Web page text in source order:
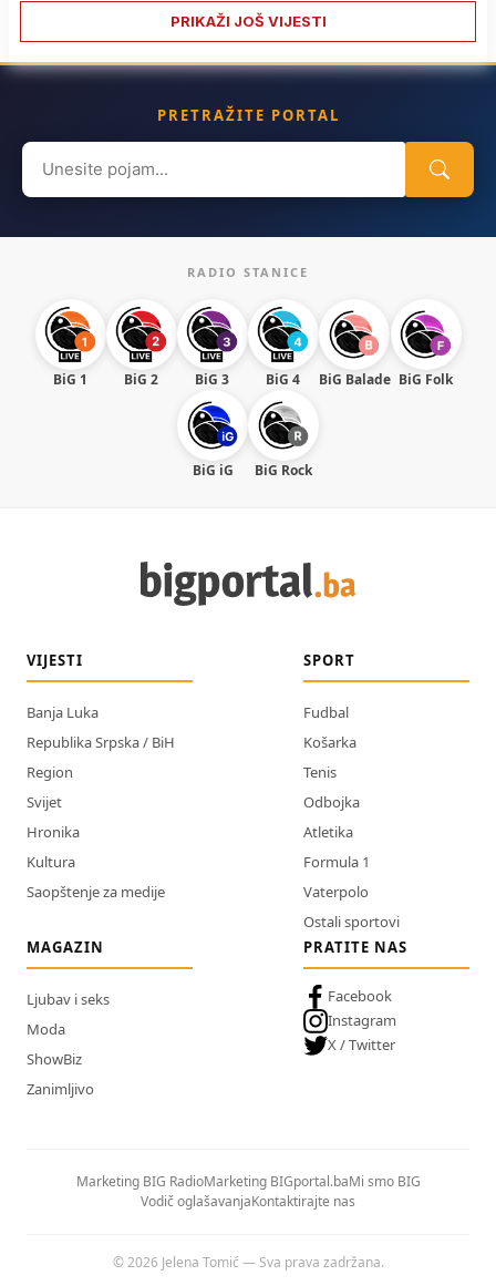
PRIKAŽI JOŠ VIJESTI
PRETRAŽITE PORTAL
Search
for:
RADIO STANICE
BiG 1 BiG 2 BiG 3 BiG 4 BiG Balade BiG Folk
BiG iG BiG Rock
VIJESTI
Banja Luka
Republika Srpska / BiH
Region
Svijet
Hronika
Kultura
Saopštenje za medije
SPORT
Fudbal
Košarka
Tenis
Odbojka
Atletika
Formula 1
Vaterpolo
Ostali sportovi
MAGAZIN
Ljubav i seks
Moda
ShowBiz
Zanimljivo
PRATITE NAS
Facebook
Instagram
X / Twitter
Marketing BIG RadioMarketing BIGportal.baMi smo BIG
Vodič oglašavanjaKontaktirajte nas
© 2026 Jelena Tomić — Sva prava zadržana.